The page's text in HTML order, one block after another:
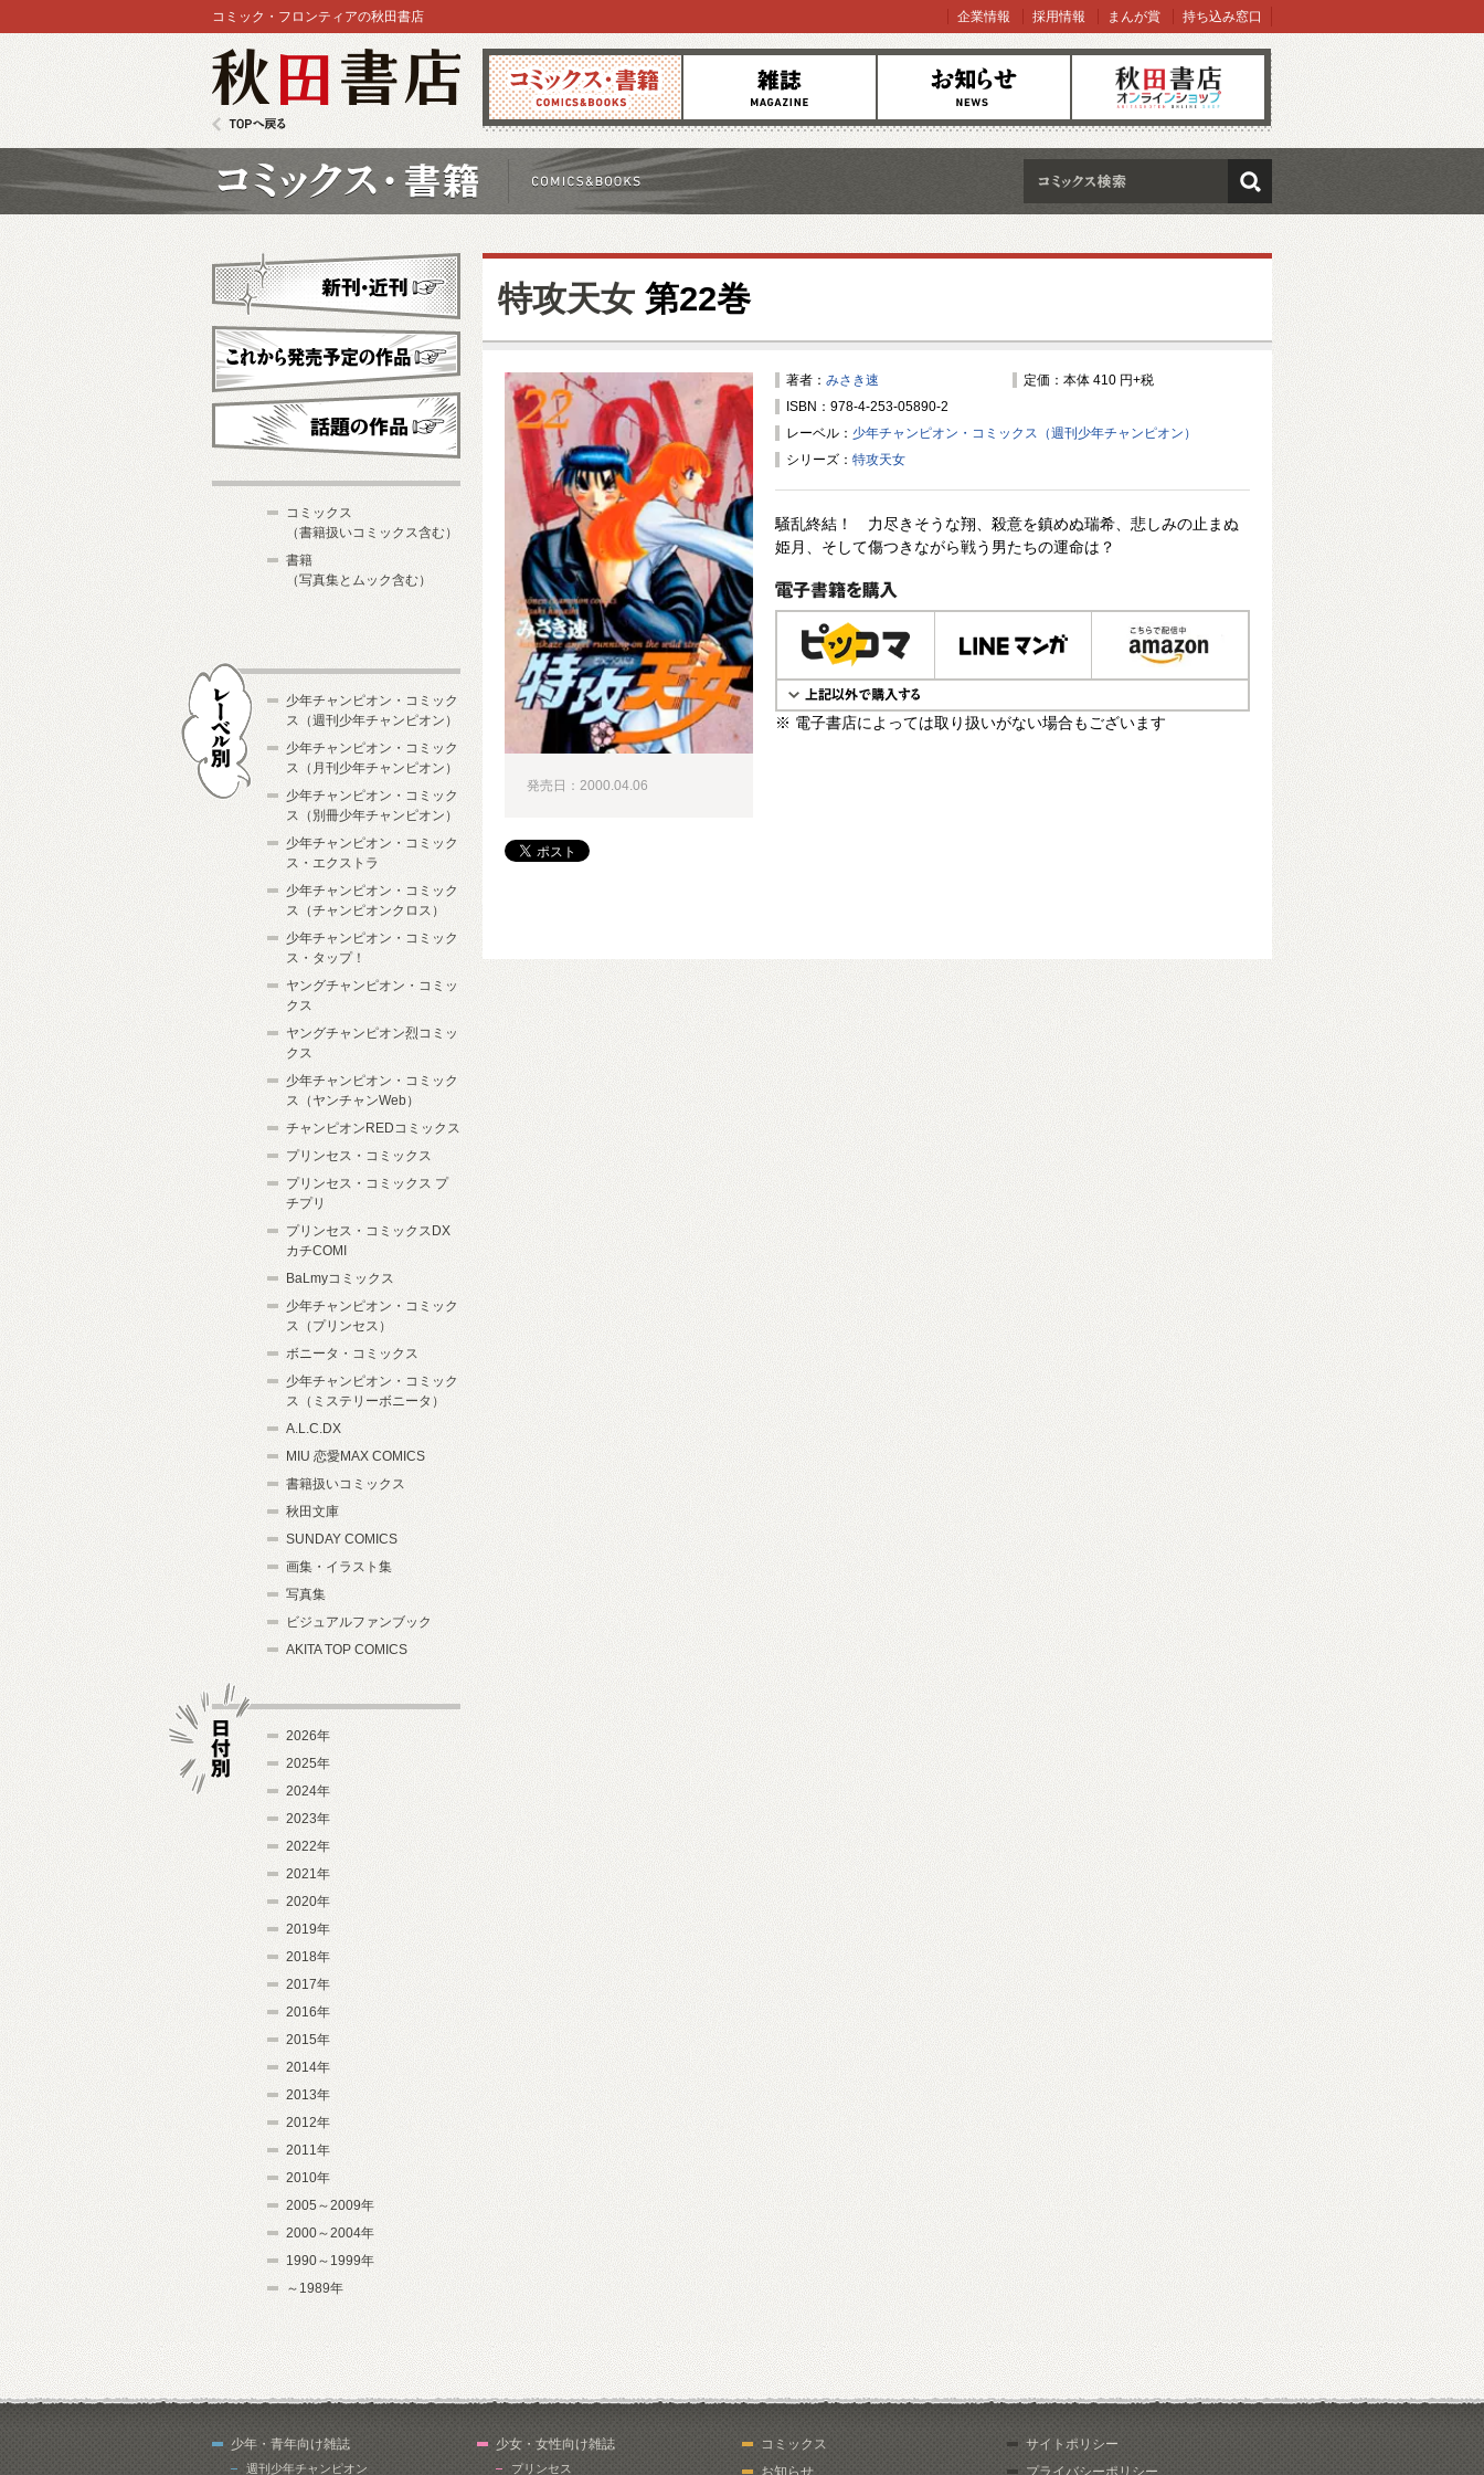
コミックス 雑誌 お知らせ オンラインショップ
コミック・フロンティアの秋田書店 企業情報 採用情報 まんが賞 持ち込み窓口
検索
特攻天女 第22巻
著者： みさき速
定価：本体 410 円+税
ISBN：978-4-253-05890-2
レーベル： 少年チャンピオン・コミックス（週刊少年チャンピオン）
シリーズ： 特攻天女
騒乱終結！ 力尽きそうな翔、殺意を鎮めぬ瑞希、悲しみの止まぬ
姫月、そして傷つきながら戦う男たちの運命は？
電子書籍で購入
※ 電子書店によっては取り扱いがない場合もございます
発売日：2000.04.06
新刊・近刊
これから発売予定
コミックス
（書籍扱いコミックス含む）
書籍
（写真集とムック含む）
少年チャンピオン・コミック
ス（週刊少年チャンピオン）
少年チャンピオン・コミック
ス（月刊少年チャンピオン）
少年チャンピオン・コミック
ス（別冊少年チャンピオン）
少年チャンピオン・コミック
ス・エクストラ
少年チャンピオン・コミック
ス（チャンピオンクロス）
少年チャンピオン・コミック
ス・タップ！
ヤングチャンピオン・コミッ
クス
ヤングチャンピオン烈コミッ
クス
少年チャンピオン・コミック
ス（ヤンチャンWeb）
チャンピオンREDコミックス
プリンセス・コミックス
プリンセス・コミックス プ
チプリ
プリンセス・コミックスDX
カチCOMI
BaLmyコミックス
少年チャンピオン・コミック
ス（プリンセス）
ボニータ・コミックス
少年チャンピオン・コミック
ス（ミステリーボニータ）
A.L.C.DX
MIU 恋愛MAX COMICS
書籍扱いコミックス
秋田文庫
SUNDAY COMICS
画集・イラスト集
写真集
ビジュアルファンブック
AKITA TOP COMICS
2026年
2025年
2024年
2023年
2022年
2021年
2020年
2019年
2018年
2017年
2016年
2015年
2014年
2013年
2012年
2011年
2010年
2005～2009年
2000～2004年
1990～1999年
～1989年
少年・青年向け雑誌
週刊少年チャンピオン
少女・女性向け雑誌
プリンセス
コミックス
お知らせ
サイトポリシー
プライバシーポリシー